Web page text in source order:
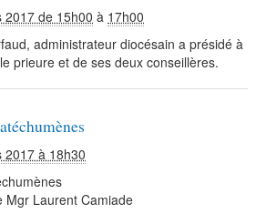
2017 de 15h00 à 17h00
administrateur diocésain a présidé à
prieure et de ses deux conseillères.
2017 à 18h30
Mgr Laurent Camiade